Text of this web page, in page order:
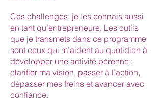
Ces challenges, je les connais aussi
en tant qu’entrepreneure. Les outils
que je transmets dans ce programme
sont ceux qui m’aident au quotidien à
développer une activité pérenne :
clarifier ma vision, passer à l’action,
dépasser mes freins et avancer avec
confiance.